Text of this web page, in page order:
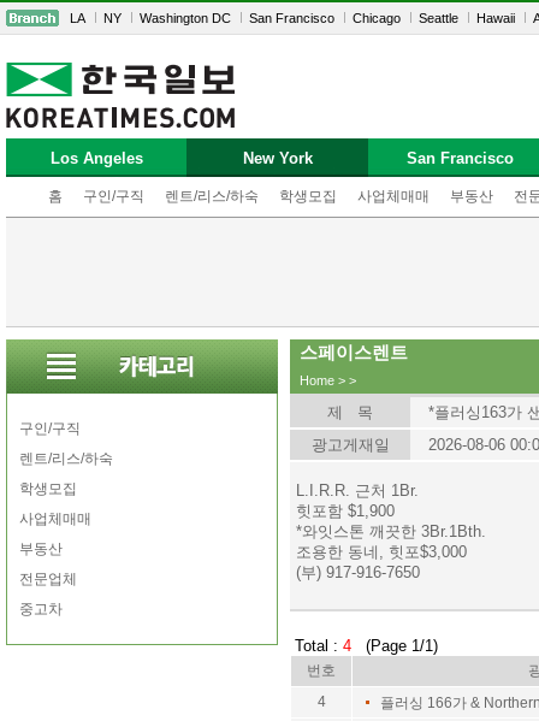
LA NY Washington DC San Francisco Chicago Seattle Hawaii
Los Angeles New York
홈 구인/구직 렌트/리스/하숙 학생모집 사업체매매 부동산 전
San Francisco
구인/구직
렌트/리스/하숙
학생모집
사업체매매
부동산
전문업체
중고차
스페이스렌트
Home > >
제 목
*플러싱163가
광고게재일
2026-08-06
L.I.R.R. 근처 1Br.
힛포함 $1,900
*와잇스톤 깨끗한 3Br.1Bth.
조용한 동네, 힛포$3,000
(부) 917-916-7650
Total : 4 (Page 1/1)
번호
4
플러싱 166가 &